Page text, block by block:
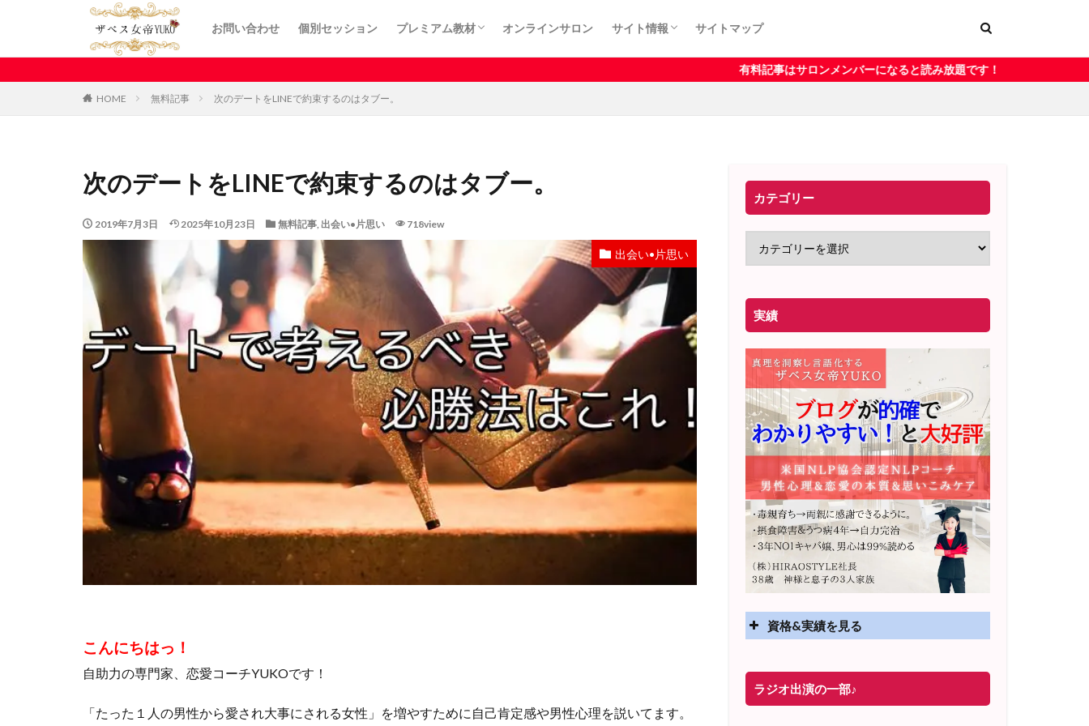
お問い合わせ 個別セッション プレミアム教材
カート
オンラインサロン サイト情報
プライバシーポリシー
利用規約
特定商取引法に基づく表記
サイトマップ
有料記事はサロンメンバーになると読み放題です！
HOME 無料記事 次のデートをLINEで約束するのはタブー。
次のデートをLINEで約束するのはタブー。
2019年7月3日 2025年10月23日 無料記事, 出会い•片思い 718view
出会い•片思い
こんにちはっ！
自助力の専門家、恋愛コーチYUKOです！
「たった１人の男性から愛され大事にされる女性」を増やすために自己肯定感や男性心理を説いてます。
カテゴリー
実績
資格&実績を見る
2025年4月〜 altruismコミュニティ×講座
オンラインサロン開講
ラジオ出演の一部♪